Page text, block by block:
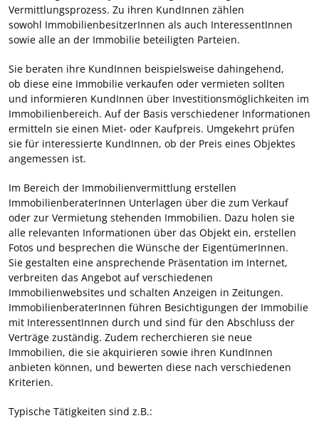
Vermittlungsprozess. Zu ihren KundInnen zählen
sowohl ImmobilienbesitzerInnen als auch InteressentInnen
sowie alle an der Immobilie beteiligten Parteien.
Sie beraten ihre KundInnen beispielsweise dahingehend,
ob diese eine Immobilie verkaufen oder vermieten sollten
und informieren KundInnen über Investitionsmöglichkeiten im
Immobilienbereich. Auf der Basis verschiedener Informationen
ermitteln sie einen Miet- oder Kaufpreis. Umgekehrt prüfen
sie für interessierte KundInnen, ob der Preis eines Objektes
angemessen ist.
Im Bereich der Immobilienvermittlung erstellen
ImmobilienberaterInnen Unterlagen über die zum Verkauf
oder zur Vermietung stehenden Immobilien. Dazu holen sie
alle relevanten Informationen über das Objekt ein, erstellen
Fotos und besprechen die Wünsche der EigentümerInnen.
Sie gestalten eine ansprechende Präsentation im Internet,
verbreiten das Angebot auf verschiedenen
Immobilienwebsites und schalten Anzeigen in Zeitungen.
ImmobilienberaterInnen führen Besichtigungen der Immobilie
mit InteressentInnen durch und sind für den Abschluss der
Verträge zuständig. Zudem recherchieren sie neue
Immobilien, die sie akquirieren sowie ihren KundInnen
anbieten können, und bewerten diese nach verschiedenen
Kriterien.
Typische Tätigkeiten sind z.B.: